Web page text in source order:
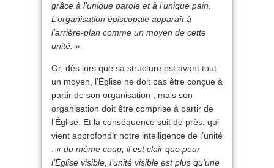
grâce à l’unique parole et à l’unique pain.
L’organisation épiscopale apparaît à
l’arrière-plan comme un moyen de cette
unité. »
Or, dès lors que sa structure est avant tout
un moyen, l’Église ne doit pas être conçue à
partir de son organisation ; mais son
organisation doit être comprise à partir de
l’Église. Et la conséquence suit de près, qui
vient approfondir notre intelligence de l’unité
: « du même coup, il est clair que pour
l’Église visible, l’unité visible est plus qu’une